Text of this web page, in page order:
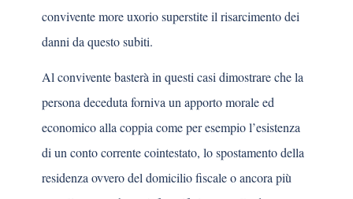
convivente more uxorio superstite il risarcimento dei
danni da questo subiti.
Al convivente basterà in questi casi dimostrare che la
persona deceduta forniva un apporto morale ed
economico alla coppia come per esempio l’esistenza
di un conto corrente cointestato, lo spostamento della
residenza ovvero del domicilio fiscale o ancora più